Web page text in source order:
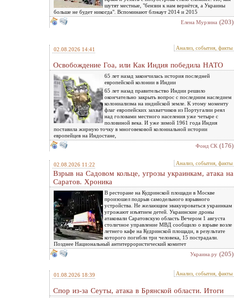
шутят местные, "бензин к нам вернётся, а Украины
больше не будет никогда". Вспоминают блэкаут 2014 и 2015
Елена Мурзина (203)
02.08.2026 14:41 Анализ, события, факты
Освобождение Гоа, или Как Индия победила НАТО
65 лет назад закончилась история последней
европейской колонии в Индии
65 лет назад правительство Индии решило
окончательно закрыть вопрос с последним наследием
колониализма на индийской земле. К этому моменту
флаг европейских захватчиков из Португалии реял
над головами местного населения уже четыре с
половиной века. И уже зимой 1961 года Индия
поставила жирную точку в многовековой колониальной истории
европейцев на Индостане,
Фонд СК (176)
02.08.2026 11:22 Анализ, события, факты
Взрыв на Садовом кольце, угрозы украинкам, атака на
Саратов. Хроника
В ресторане на Кудринской площади в Москве
произошел подрыв самодельного взрывного
устройства. Не желающим эвакуироваться украинкам
угрожают изъятием детей. Украинские дроны
атаковали Саратовскую область Вечером 1 августа
столичное управление МВД сообщило о взрыве возле
летнего кафе на Кудринской площади, в результате
которого погибли три человека, 15 пострадали.
Позднее Национальный антитеррористический комитет
Украина.ру (205)
01.08.2026 18:39 Анализ, события, факты
Спор из-за Сеуты, атака в Брянской области. Итоги